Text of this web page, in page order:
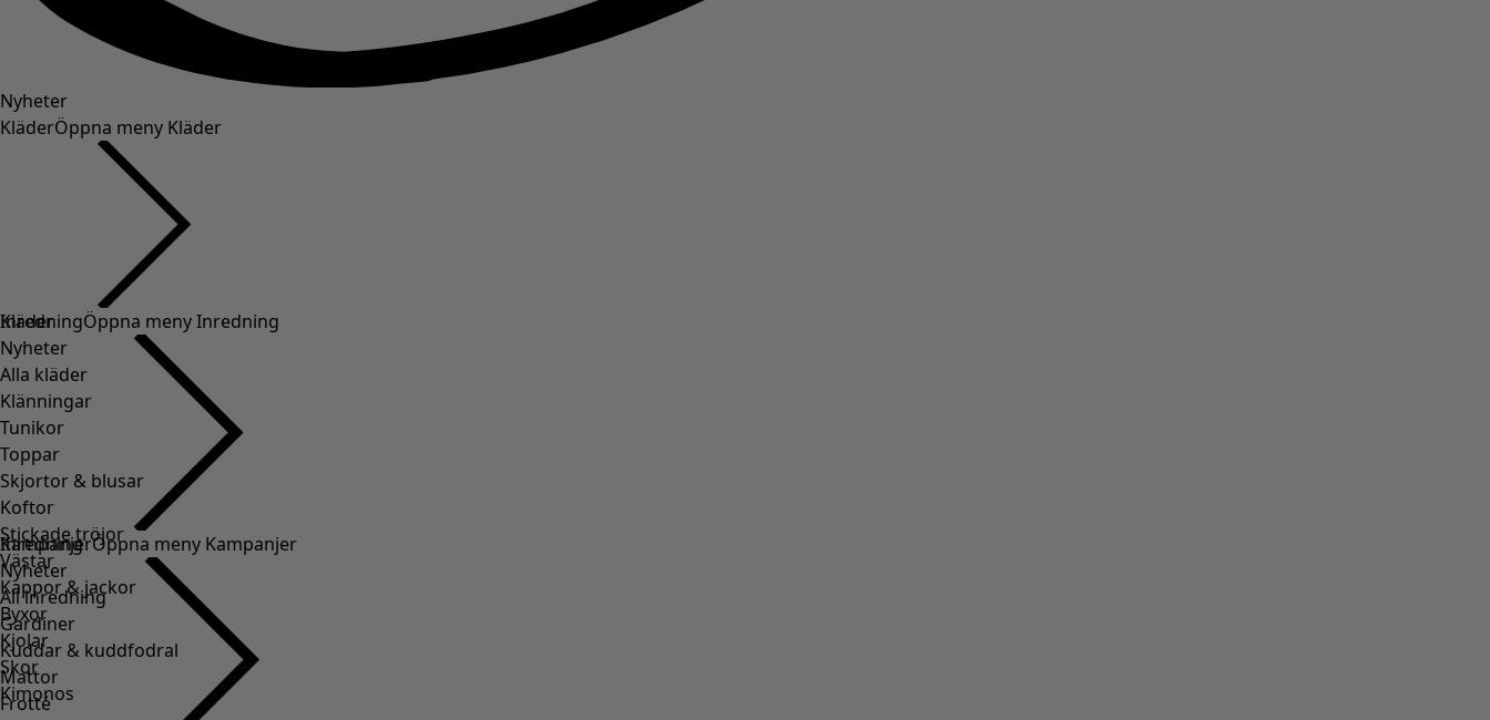
Nyheter
KläderÖppna meny Kläder
Kläder
Nyheter
Alla kläder
Klänningar
Tunikor
Toppar
Skjortor & blusar
Koftor
Stickade tröjor
Västar
Kappor & jackor
Byxor
Kjolar
Skor
Kimonos
InredningÖppna meny Inredning
Inredning
Nyheter
All inredning
Gardiner
Kuddar & kuddfodral
Mattor
Frotté
KampanjerÖppna meny Kampanjer